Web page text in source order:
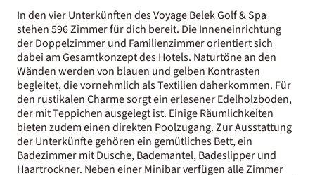
In den vier Unterkünften des Voyage Belek Golf & Spa
stehen 596 Zimmer für dich bereit. Die Inneneinrichtung
der Doppelzimmer und Familienzimmer orientiert sich
dabei am Gesamtkonzept des Hotels. Naturtöne an den
Wänden werden von blauen und gelben Kontrasten
begleitet, die vornehmlich als Textilien daherkommen. Für
den rustikalen Charme sorgt ein erlesener Edelholzboden,
der mit Teppichen ausgelegt ist. Einige Räumlichkeiten
bieten zudem einen direkten Poolzugang. Zur Ausstattung
der Unterkünfte gehören ein gemütliches Bett, ein
Badezimmer mit Dusche, Bademantel, Badeslipper und
Haartrockner. Neben einer Minibar verfügen alle Zimmer